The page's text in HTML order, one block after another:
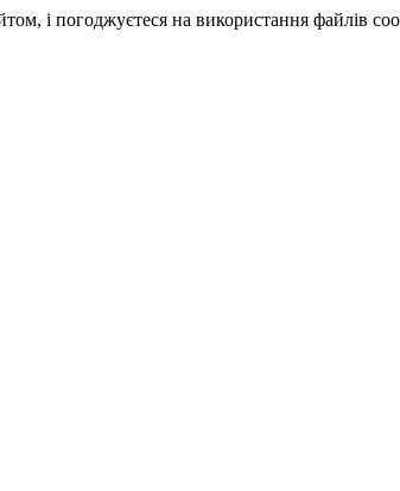
і погоджуєтеся на використання файлів